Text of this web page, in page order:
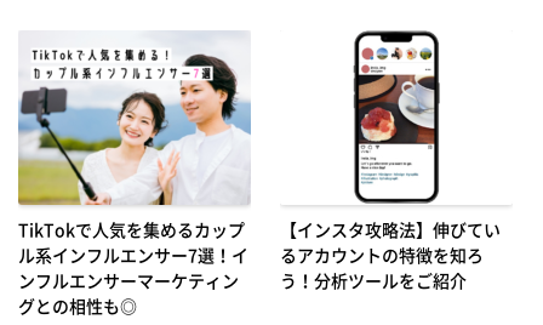
TikTokで人気を集めるカップ
ル系インフルエンサー7選！イ
ンフルエンサーマーケティン
グとの相性も◎
【インスタ攻略法】伸びてい
るアカウントの特徴を知ろ
う！分析ツールをご紹介